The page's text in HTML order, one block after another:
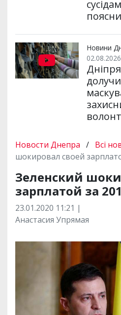
Новини
Новости Днепра / Всі
шокировал своей
Зеленский
зарплатой за
23.01.2020 11:21 |
Анастасия Упрямая